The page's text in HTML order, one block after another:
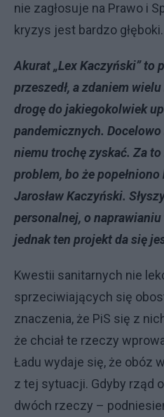
nie zagłosuje na Prawo i
kryzys jest bardzo głęboki.
Akurat „Lex Kaczyński” to
przeszedł, a zdaniem
drogę do jakiegokolwiek
pandemicznych.
niemu trochę zyskać. Za
problem, bo że popełniono
Jarosław Kaczyński.
personalnej, o
jednak ten projekt da się
Kwestii sanitarnych nie
sprzeciwiających się
znaczenia, że PiS się z
że chciał te rzeczy
Ładu wydaje się, że obóz
z tej sytuacji. Gdyby rząd
dwóch rzeczy –